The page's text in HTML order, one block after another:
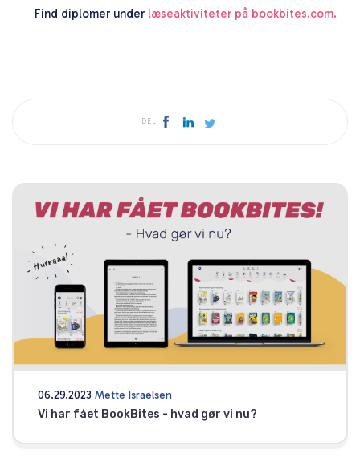
Find diplomer under læseaktiviteter på bookbites.com.
DEL
06.29.2023 Mette Israelsen
Vi har fået BookBites - hvad gør vi nu?